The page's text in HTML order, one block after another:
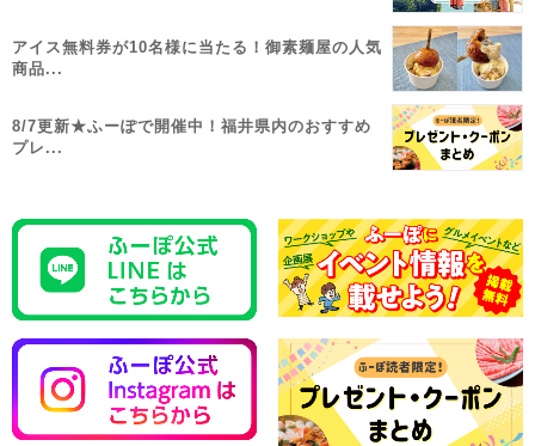
アイス無料券が10名様に当たる！御素麺屋の人気
商品...
8/7更新★ふーぽで開催中！福井県内のおすすめ
プレ...